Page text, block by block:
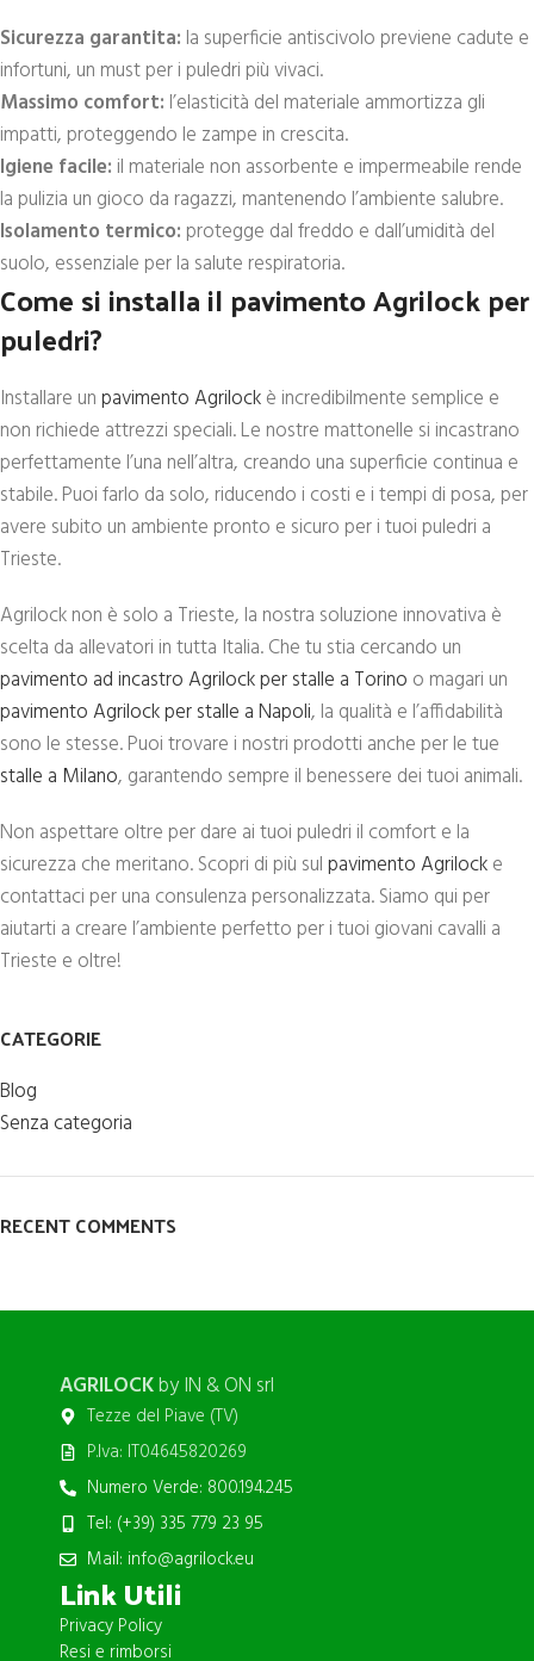
Sicurezza garantita: la superficie antiscivolo previene cadute e
infortuni, un must per i puledri più vivaci.
Massimo comfort: l’elasticità del materiale ammortizza gli
impatti, proteggendo le zampe in crescita.
Igiene facile: il materiale non assorbente e impermeabile rende
la pulizia un gioco da ragazzi, mantenendo l’ambiente salubre.
Isolamento termico: protegge dal freddo e dall’umidità del
suolo, essenziale per la salute respiratoria.
Come si installa il pavimento Agrilock per
puledri?
Installare unpavimento Agrilockè incredibilmente semplice e
non richiede attrezzi speciali. Le nostre mattonelle si incastrano
perfettamente l’una nell’altra, creando una superficie continua e
stabile. Puoi farlo da solo, riducendo i costi e i tempi di posa, per
avere subito un ambiente pronto e sicuro per i tuoi puledri a
Trieste.
Agrilock non è solo a Trieste, la nostra soluzione innovativa è
scelta da allevatori in tutta Italia. Che tu stia cercando un
pavimento ad incastro Agrilock per stalle a Torino o magari un
pavimento Agrilock per stalle a Napoli, la qualità e l’affidabilità
sono le stesse. Puoi trovare i nostri prodotti anche per le tue
stalle a Milano, garantendo sempre il benessere dei tuoi animali.
Non aspettare oltre per dare ai tuoi puledri il comfort e la
sicurezza che meritano. Scopri di più sulpavimento Agrilocke
contattaci per una consulenza personalizzata. Siamo qui per
aiutarti a creare l’ambiente perfetto per i tuoi giovani cavalli a
Trieste e oltre!
CATEGORIE
Blog
Senza categoria
RECENT COMMENTS
AGRILOCKby IN & ON srl
Tezze del Piave (TV)
P.Iva: IT04645820269
Numero Verde: 800.194.245
Tel: (+39) 335 779 23 95
Mail: info@agrilock.eu
Link Utili
Privacy Policy
Resi e rimborsi